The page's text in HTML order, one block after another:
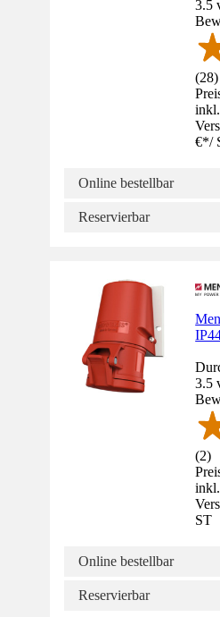
3.5
(28)
€*/
Online bestellbar
Reservierbar
3.5
(2)
ST
Online bestellbar
Reservierbar